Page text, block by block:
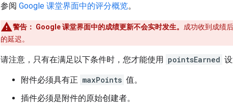
参阅 Google 课堂界面中的评分概览。
警告： Google 课堂界面中的成绩更新不会实时发生。 成功收到成绩
的延迟。
请注意，只有在满足以下条件时，您才能使用 pointsEarned
附件必须具有正 maxPoints 值。
插件必须是附件的原始创建者。